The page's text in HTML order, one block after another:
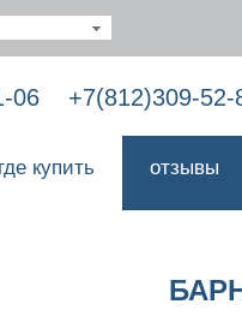
06 +7(812)309-52-
где купить отзывы